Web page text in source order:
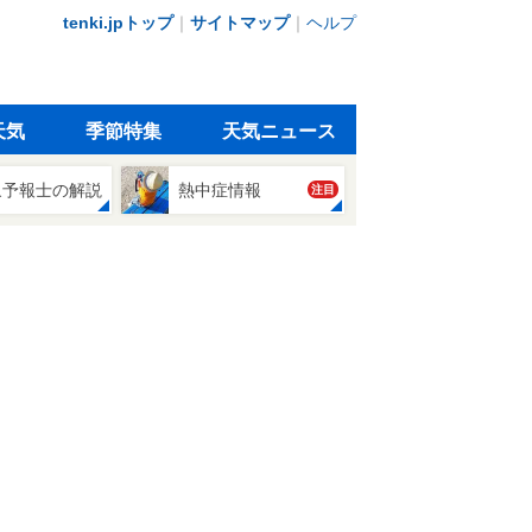
tenki.jpトップ｜ サイトマップ｜ ヘルプ
気 季節特集 天気ニュース
報士の解説 熱中症情報 注目